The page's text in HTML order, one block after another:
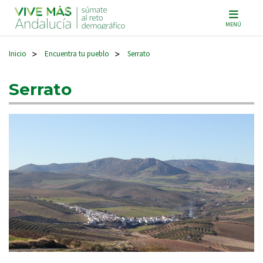
Navegación principal MENÚ
Inicio > Encuentra tu pueblo > Serrato
Serrato